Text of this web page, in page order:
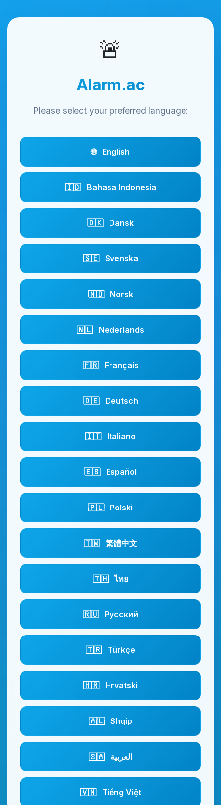
🚨
Alarm.ac
Please select your preferred language:
🌐 English
🇮🇩 Bahasa Indonesia
🇩🇰 Dansk
🇸🇪 Svenska
🇳🇴 Norsk
🇳🇱 Nederlands
🇫🇷 Français
🇩🇪 Deutsch
🇮🇹 Italiano
🇪🇸 Español
🇵🇱 Polski
🇹🇼 繁體中文
🇹🇭 ไทย
🇷🇺 Русский
🇹🇷 Türkçe
🇭🇷 Hrvatski
🇦🇱 Shqip
🇸🇦 العربية
🇻🇳 Tiếng Việt